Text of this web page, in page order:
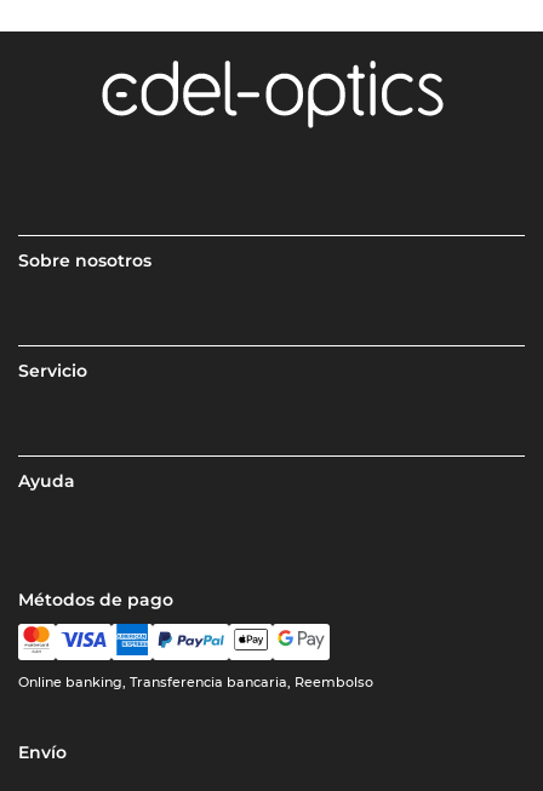
Sobre nosotros
Servicio
Ayuda
Métodos de pago
Online banking, Transferencia bancaria, Reembolso
Envío